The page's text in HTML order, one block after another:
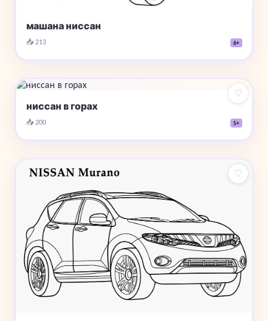
машана ниссан
📥 213 6+
♡
ниссан в горах
📥 200 5+
♡